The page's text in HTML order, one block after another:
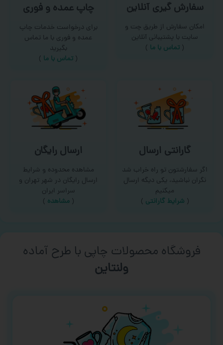
سفارش گیری آنلاین
امکان سفارش از طریق چت و
سایت با پشتیبانی آنلاین
( تماس با ما‌ )
چاپ عمده و فوری
برای درخواست خدمات چاپ
عمده و فوری با ما تماس
بگیرید
( تماس با ما )
گارانتی ارسال
اگر سفارشتون تو راه خراب شد
نگران نباشید، یکی دیگه ارسال
میکنیم
( شرایط گارانتی )
ارسال رایگان
مشاهده محدوده و شرایط
ارسال رایگان در شهر تهران و
سراسر ایران
(مشاهده )
فروشگاه محصولات چاپی با طرح آماده
ورزشی